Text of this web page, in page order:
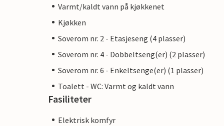
Varmt/kaldt vann på kjøkkenet
Kjøkken
Soverom nr. 2 - Etasjeseng (4 plasser)
Soverom nr. 4 - Dobbeltseng(er) (2 plasser)
Soverom nr. 6 - Enkeltsenge(er) (1 plasser)
Toalett - WC: Varmt og kaldt vann
Fasiliteter
Elektrisk komfyr